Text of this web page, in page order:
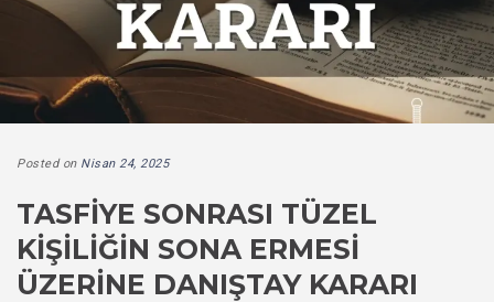
Posted on Nisan 24, 2025
TASFIYE SONRASI TÜZEL
KIŞILIĞIN SONA ERMESI
ÜZERINE DANIŞTAY KARARI